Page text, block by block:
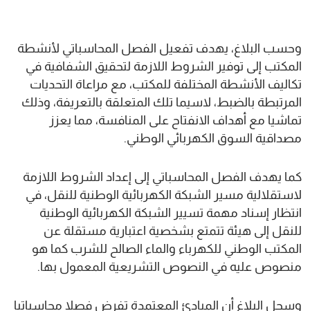
وحسب البلاغ، يهدف تفعيل الفصل المحاسباتي لأنشطة
المكتب إلى توفير الشروط اللازمة لتحقيق الشفافية في
تكاليف الأنشطة المختلفة للمكتب، مع مراعاة التحديات
المرتبطة بالضبط، لاسيما تلك المتعلقة بالتعريفة، وذلك
تماشيا مع أهداف الانفتاح على المنافسة، مما يعزز
مصداقية السوق الكهربائي الوطني.
كما يهدف الفصل المحاسباتي إلى إعداد الشروط اللازمة
لاستقلالية مسير الشبكة الكهربائية الوطنية للنقل، في
انتظار إسناد مهمة تسيير الشبكة الكهربائية الوطنية
للنقل إلى هيئة تتمتع بشخصية اعتبارية مستقلة عن
المكتب الوطني للكهرباء والماء الصالح للشرب كما هو
منصوص عليه في النصوص التشريعية المعمول بها.
وسجل البلاغ أن المبادئ المعتمدة تفرض فصلا محاسباتيا